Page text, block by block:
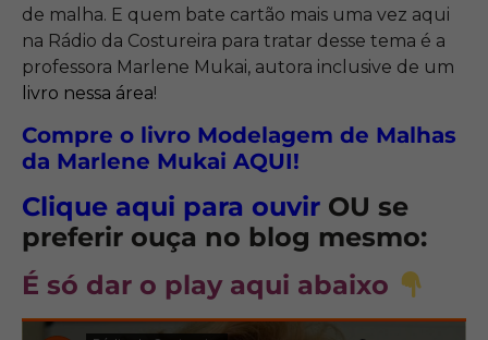
de malha. E quem bate cartão mais uma vez aqui
na Rádio da Costureira para tratar desse tema é a
professora Marlene Mukai, autora inclusive de um
livro nessa área!
Compre o livro Modelagem de Malhas
da Marlene Mukai AQUI!
Clique aqui para ouvir OU se
preferir ouça no blog mesmo:
É só dar o play aqui abaixo